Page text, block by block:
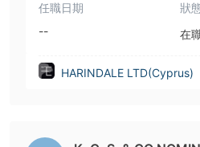
任職日期
--
狀
在
HARINDALE LTD(Cyprus)